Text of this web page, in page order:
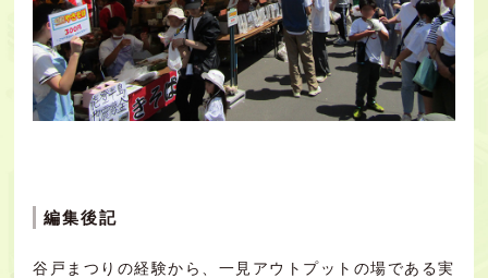
編集後記
谷戸まつりの経験から、一見アウトプットの場である実